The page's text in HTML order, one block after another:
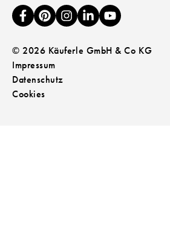
© 2026 Käuferle GmbH & Co KG
Impressum
Datenschutz
Cookies